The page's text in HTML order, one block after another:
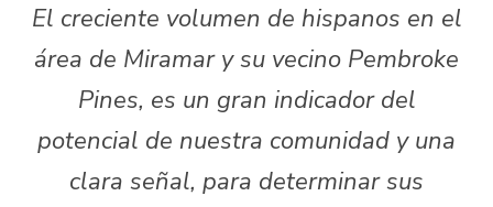
El creciente volumen de hispanos en el
área de Miramar y su vecino Pembroke
Pines, es un gran indicador del
potencial de nuestra comunidad y una
clara señal, para determinar sus